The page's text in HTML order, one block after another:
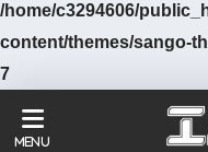
/home/c3294606/
content/themes/sango-
7